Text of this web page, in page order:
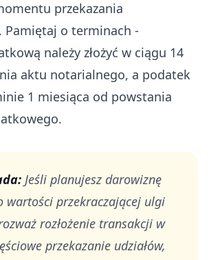
przekazania
Pamiętaj o terminach -
należy złożyć w ciągu 14
aktu notarialnego, a podatek
1 miesiąca od powstania
Jeśli planujesz darowiznę
wartości przekraczającej ulgi
rozłożenie transakcji w
przekazanie udziałów,